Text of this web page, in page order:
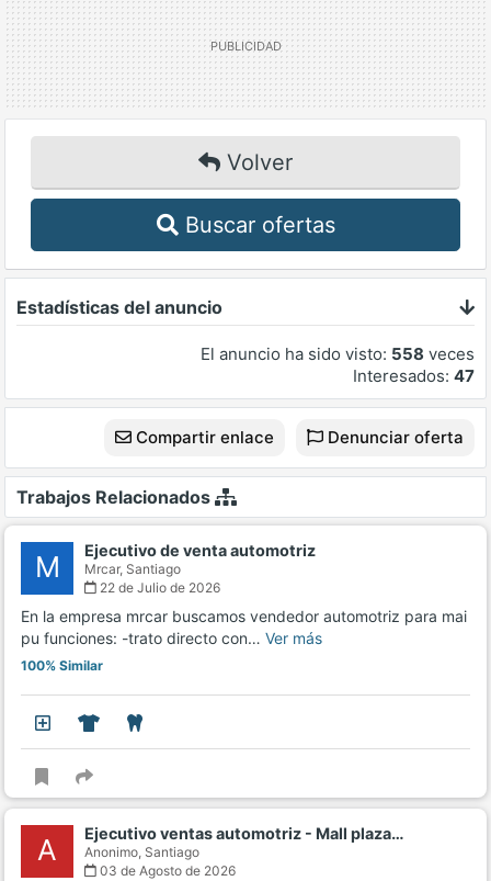
Volver
Buscar ofertas
Estadísticas del anuncio
El anuncio ha sido visto: 558 veces
Interesados: 47
Compartir enlace Denunciar oferta
Trabajos Relacionados
M Ejecutivo de venta automotriz
Mrcar, Santiago
22 de Julio de 2026
En la empresa mrcar buscamos vendedor automotriz para mai
pu funciones: -trato directo con… Ver más
100% Similar
A Ejecutivo ventas automotriz - Mall plaza…
Anonimo, Santiago
03 de Agosto de 2026